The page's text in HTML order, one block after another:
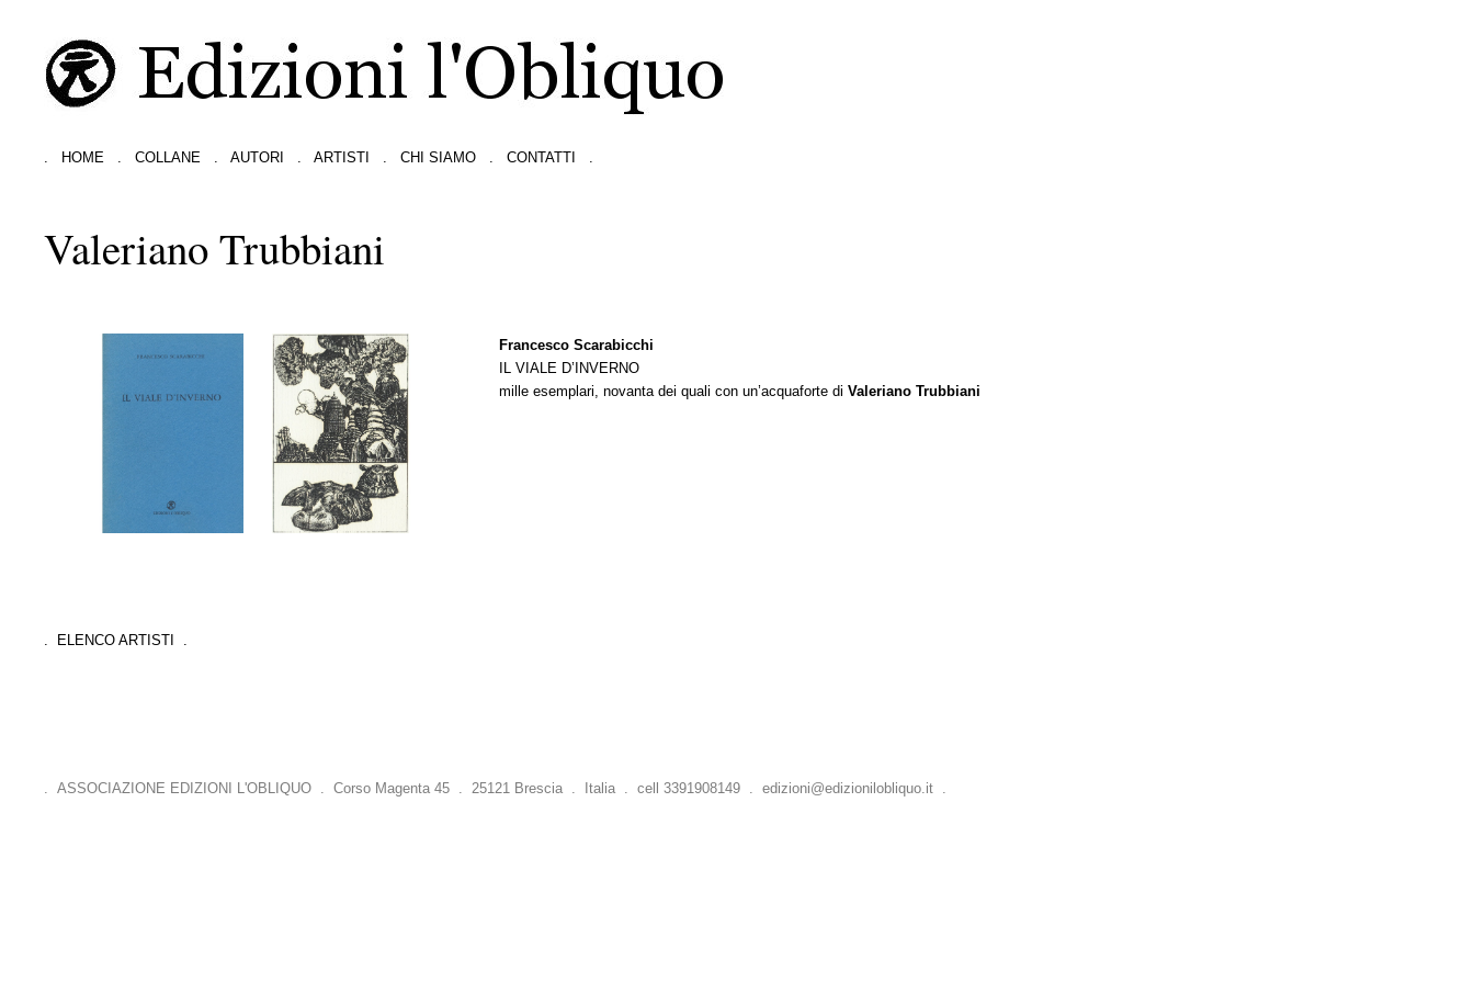
. HOME . COLLANE . AUTORI . ARTISTI . CHI SIAMO . CONTATTI .
Valeriano Trubbiani
Francesco Scarabicchi
IL VIALE D’INVERNO
mille esemplari, novanta dei quali con un’acquaforte di Valeriano Trubbiani
. ELENCO ARTISTI .
. ASSOCIAZIONE EDIZIONI L'OBLIQUO . Corso Magenta 45 . 25121 Brescia . Italia . cell 3391908149 .edizioni@edizionilobliquo.it .